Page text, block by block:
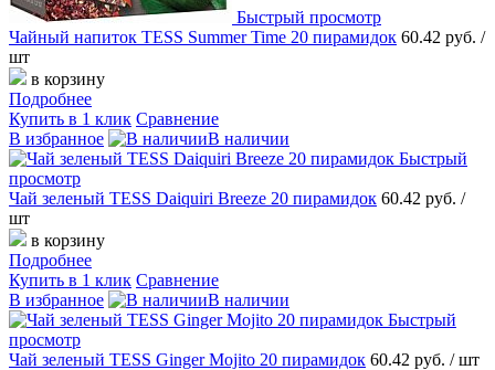
Быстрый просмотр
Чайный напиток TESS Summer Time 20 пирамидок 60.42 руб. /
шт
в корзину
Подробнее
Купить в 1 клик Сравнение
В избранное
В наличии
Быстрый
просмотр
Чай зеленый TESS Daiquiri Breeze 20 пирамидок 60.42 руб. /
шт
в корзину
Подробнее
Купить в 1 клик Сравнение
В избранное
В наличии
Быстрый
просмотр
Чай зеленый TESS Ginger Mojito 20 пирамидок 60.42 руб. / шт